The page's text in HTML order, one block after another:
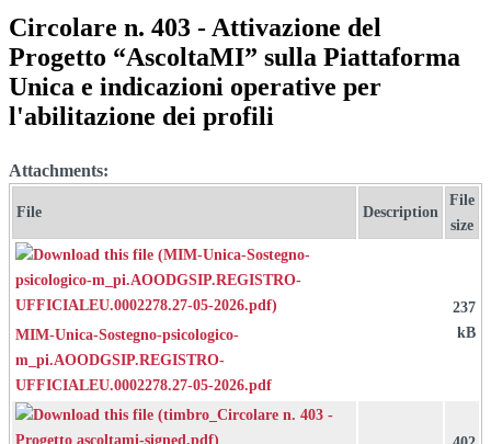
Circolare n. 403 - Attivazione del
Progetto “AscoltaMI” sulla Piattaforma
Unica e indicazioni operative per
l'abilitazione dei profili
Attachments:
File Description
File
size
MIM-Unica-Sostegno-psicologico-
m_pi.AOODGSIP.REGISTRO-
UFFICIALEU.0002278.27-05-2026.pdf
237
kB